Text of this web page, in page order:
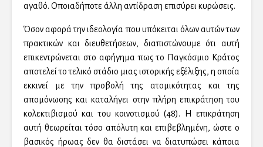
αγαθό. Οποιαδήποτε άλλη αντίδραση επισύρει κυρώσεις.
Όσον αφορά την ιδεολογία που υπόκειται όλων αυτών των
πρακτικών και διευθετήσεων, διαπιστώνουμε ότι αυτή
επικεντρώνεται στο αφήγημα πως το Παγκόσμιο Κράτος
αποτελεί το τελικό στάδιο μιας ιστορικής εξέλιξης, η οποία
εκκινεί με την προβολή της ατομικότητας και της
απομόνωσης και καταλήγει στην πλήρη επικράτηση του
κολεκτιβισμού και του κοινοτισμού (48). Η επικράτηση
αυτή θεωρείται τόσο απόλυτη και επιβεβλημένη, ώστε ο
βασικός ήρωας δεν θα διστάσει να διατυπώσει κάποια